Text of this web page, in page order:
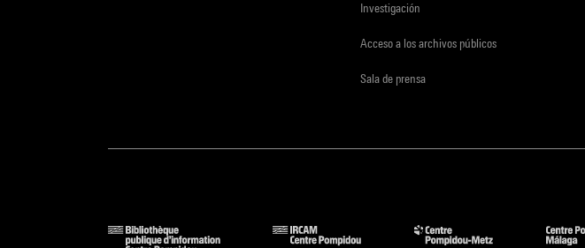
Investigación
Acceso a los archivos públicos
Sala de prensa